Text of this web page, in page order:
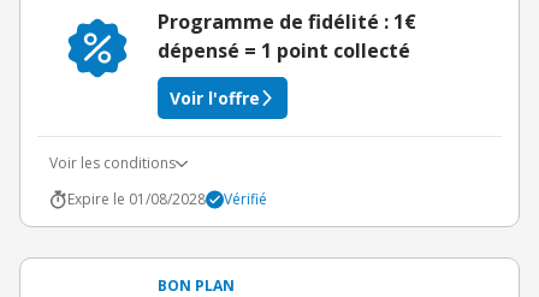
Programme de fidélité : 1€
dépensé = 1 point collecté
Voir l'offre
Voir les conditions
Expire le 01/08/2028
Vérifié
BON PLAN